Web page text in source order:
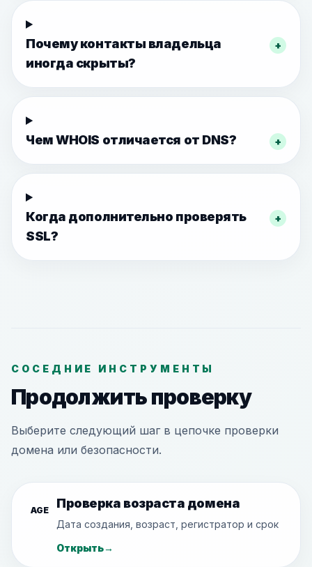
Почему контакты владельца
иногда скрыты?
+
Чем WHOIS отличается от DNS? +
Когда дополнительно проверять
SSL?
+
СОСЕДНИЕ ИНСТРУМЕНТЫ
Продолжить проверку
Выберите следующий шаг в цепочке проверки
домена или безопасности.
AGE Проверка возраста домена
Дата создания, возраст, регистратор и срок
Открыть→